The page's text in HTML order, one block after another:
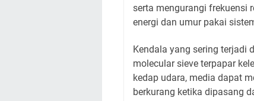
serta mengurangi frekuensi
energi dan umur pakai
Kendala yang sering terjadi
molecular sieve terpapar
kedap udara, media dapat
berkurang ketika dipasang